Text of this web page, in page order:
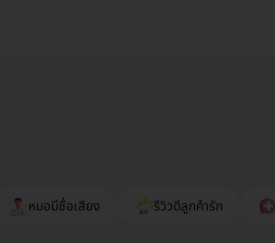
หมอมีชื่อเสียง รีวิวดีลูกค้ารัก